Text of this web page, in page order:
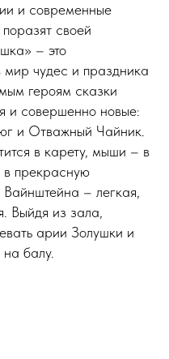
и современные
своей
– это
мир чудес и праздника
героям сказки
и совершенно новые:
и Отважный Чайник.
в карету, мыши – в
прекрасную
– легкая,
Выйдя из зала,
арии Золушки и
балу.